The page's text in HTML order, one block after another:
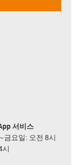
서비스
금요일: 오전 8시
시